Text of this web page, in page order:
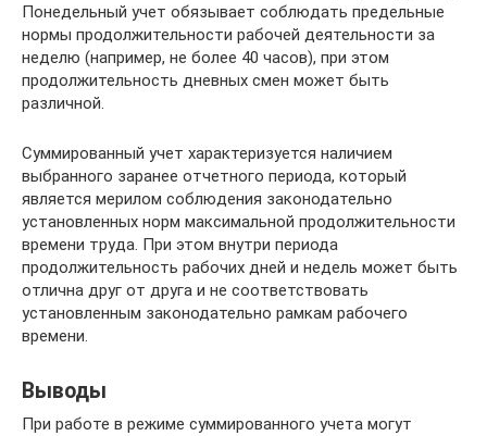
Понедельный учет обязывает соблюдать предельные
нормы продолжительности рабочей деятельности за
неделю (например, не более 40 часов), при этом
продолжительность дневных смен может быть
различной.
Суммированный учет характеризуется наличием
выбранного заранее отчетного периода, который
является мерилом соблюдения законодательно
установленных норм максимальной продолжительности
времени труда. При этом внутри периода
продолжительность рабочих дней и недель может быть
отлична друг от друга и не соответствовать
установленным законодательно рамкам рабочего
времени.
Выводы
При работе в режиме суммированного учета могут